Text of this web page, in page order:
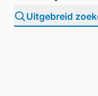
Uitgebreid